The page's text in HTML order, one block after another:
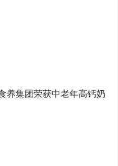
养集团荣获中老年高钙奶